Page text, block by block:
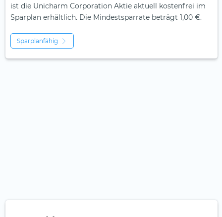
ist die Unicharm Corporation Aktie aktuell kostenfrei im
Sparplan erhältlich. Die Mindestsparrate beträgt 1,00 €.
Sparplanfähig